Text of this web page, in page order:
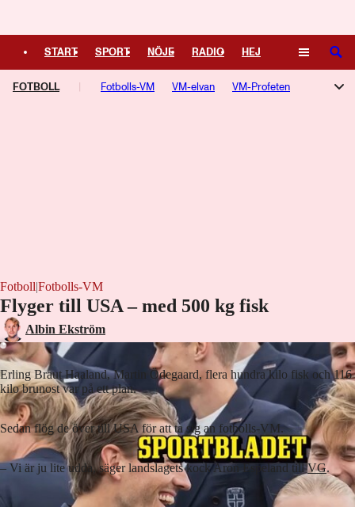
START SPORT NÖJE RADIO HEJ
PLUS TIPSA TV KULTUR LEDARE
SÖK
FOTBOLL Fotbolls-VM VM-elvan VM-Profeten
Fotboll|Fotbolls-VM
Flyger till USA – med 500 kg fisk
Albin Ekström
Erling Braut Haaland, Martin Ödegaard, flera hundra kilo fisk och 116
kilo brunost var på ett plan.
Sedan flög de över till USA för att ta sig an fotbolls-VM.
– Vi är ju lite udda, säger landslagets kock Aron Espeland tillVG.